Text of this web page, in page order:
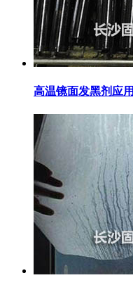
高温镜面发黑剂应用